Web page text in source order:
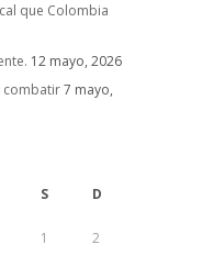
que Colombia
12 mayo, 2026
combatir7 mayo,
S D
1 2